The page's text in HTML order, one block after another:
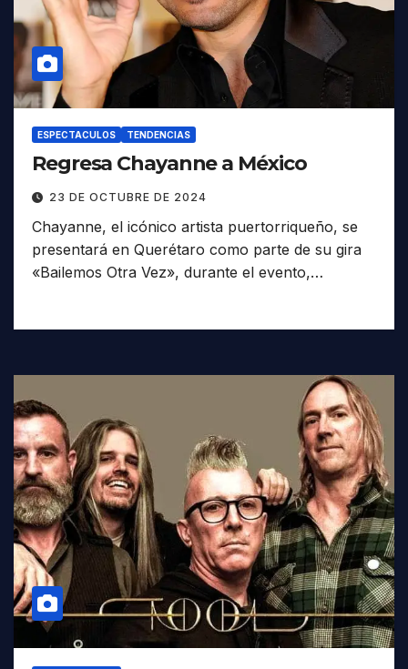
ESPECTACULOS TENDENCIAS
Regresa Chayanne a México
23 DE OCTUBRE DE 2024
Chayanne, el icónico artista puertorriqueño, se
presentará en Querétaro como parte de su gira
«Bailemos Otra Vez», durante el evento,…